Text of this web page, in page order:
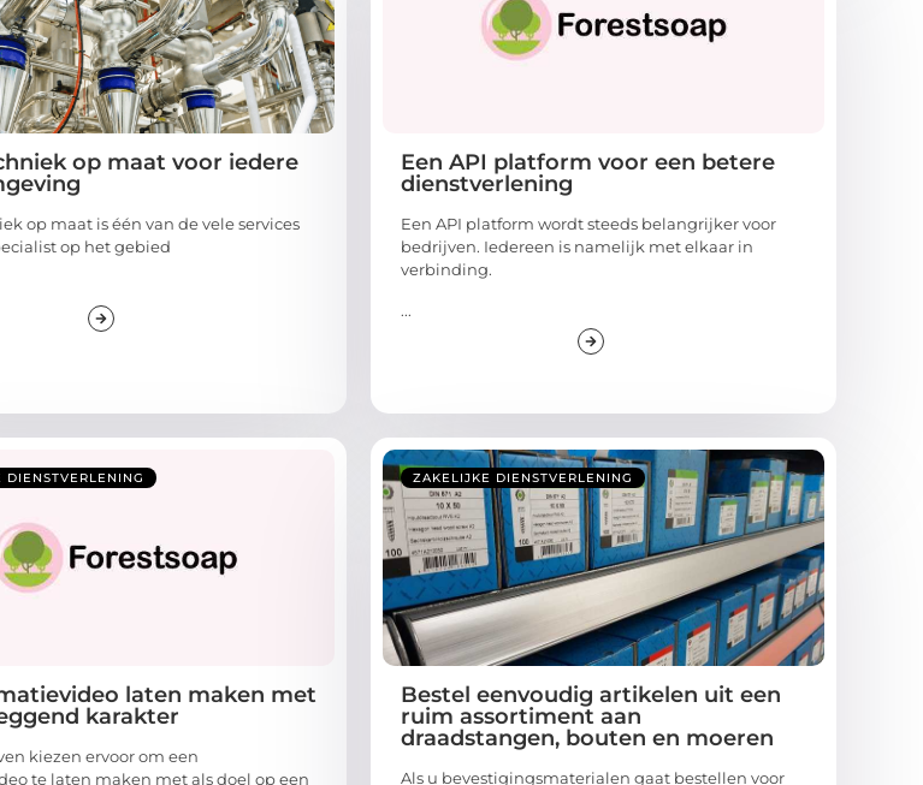
op maat voor iedere
op maat is één van de vele services
op het gebied
Een API platform voor een betere
dienstverlening
Een API platform wordt steeds belangrijker voor
bedrijven. Iedereen is namelijk met elkaar in
verbinding.
...
DIENSTVERLENING
laten maken met
karakter
kiezen ervoor om een
te laten maken met als doel op een
ZAKELIJKE DIENSTVERLENING
Bestel eenvoudig artikelen uit een
ruim assortiment aan
draadstangen, bouten en moeren
Als u bevestigingsmaterialen gaat bestellen voor